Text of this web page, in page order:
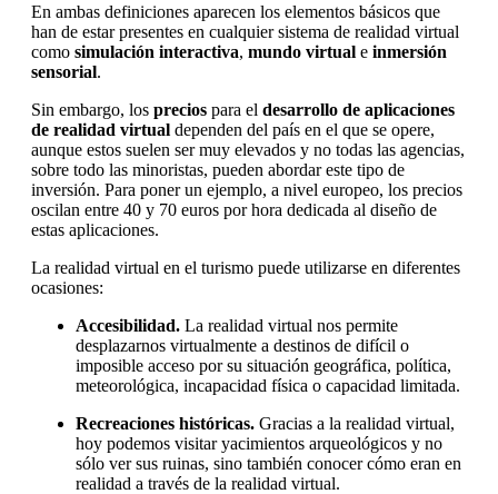
En ambas definiciones aparecen los elementos básicos que
han de estar presentes en cualquier sistema de realidad virtual
como simulación interactiva, mundo virtual e inmersión
sensorial.
Sin embargo, los precios para el desarrollo de aplicaciones
de realidad virtual dependen del país en el que se opere,
aunque estos suelen ser muy elevados y no todas las agencias,
sobre todo las minoristas, pueden abordar este tipo de
inversión. Para poner un ejemplo, a nivel europeo, los precios
oscilan entre 40 y 70 euros por hora dedicada al diseño de
estas aplicaciones.
La realidad virtual en el turismo puede utilizarse en diferentes
ocasiones:
Accesibilidad. La realidad virtual nos permite
desplazarnos virtualmente a destinos de difícil o
imposible acceso por su situación geográfica, política,
meteorológica, incapacidad física o capacidad limitada.
Recreaciones históricas. Gracias a la realidad virtual,
hoy podemos visitar yacimientos arqueológicos y no
sólo ver sus ruinas, sino también conocer cómo eran en
realidad a través de la realidad virtual.